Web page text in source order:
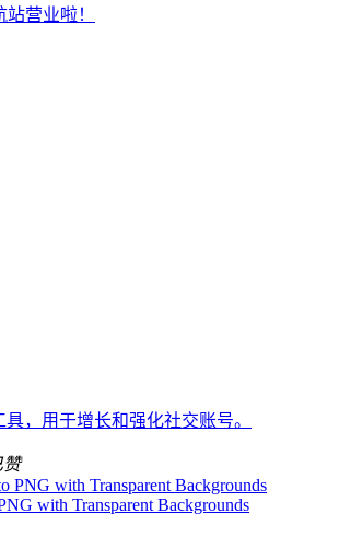
营业啦！
，用于增长和强化社交账号。
赞
with Transparent Backgrounds